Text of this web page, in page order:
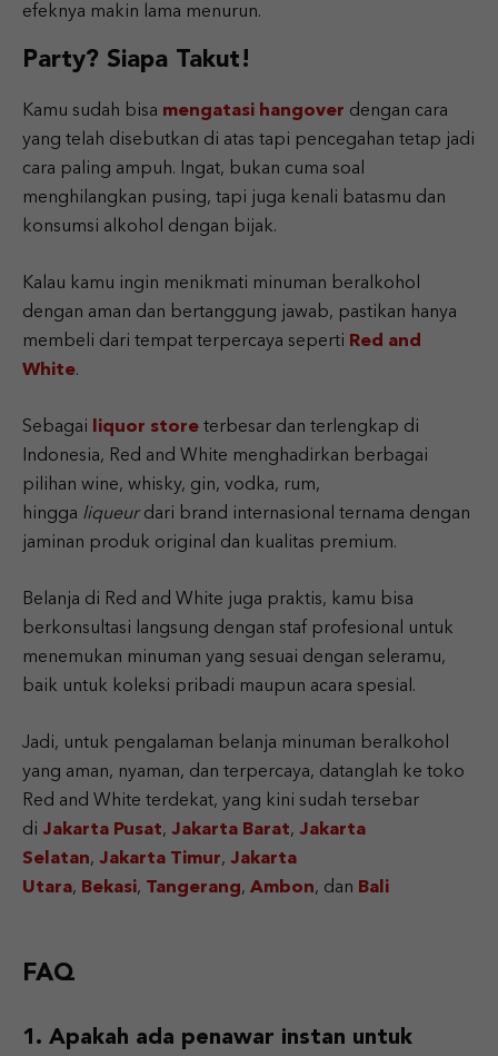
efeknya makin lama menurun.
Party? Siapa Takut!
Kamu sudah bisa mengatasi hangover dengan cara
yang telah disebutkan di atas tapi pencegahan tetap jadi
cara paling ampuh. Ingat, bukan cuma soal
menghilangkan pusing, tapi juga kenali batasmu dan
konsumsi alkohol dengan bijak.
Kalau kamu ingin menikmati minuman beralkohol
dengan aman dan bertanggung jawab, pastikan hanya
membeli dari tempat terpercaya seperti Red and
White.
Sebagai liquor store terbesar dan terlengkap di
Indonesia, Red and White menghadirkan berbagai
pilihan wine, whisky, gin, vodka, rum,
hingga liqueurdari brand internasional ternama dengan
jaminan produk original dan kualitas premium.
Belanja di Red and White juga praktis, kamu bisa
berkonsultasi langsung dengan staf profesional untuk
menemukan minuman yang sesuai dengan seleramu,
baik untuk koleksi pribadi maupun acara spesial.
Jadi, untuk pengalaman belanja minuman beralkohol
yang aman, nyaman, dan terpercaya, datanglah ke toko
Red and White terdekat, yang kini sudah tersebar
di Jakarta Pusat, Jakarta Barat, Jakarta
Selatan, Jakarta Timur, Jakarta
Utara, Bekasi, Tangerang, Ambon, dan Bali
FAQ
Apakah ada penawar instan untuk